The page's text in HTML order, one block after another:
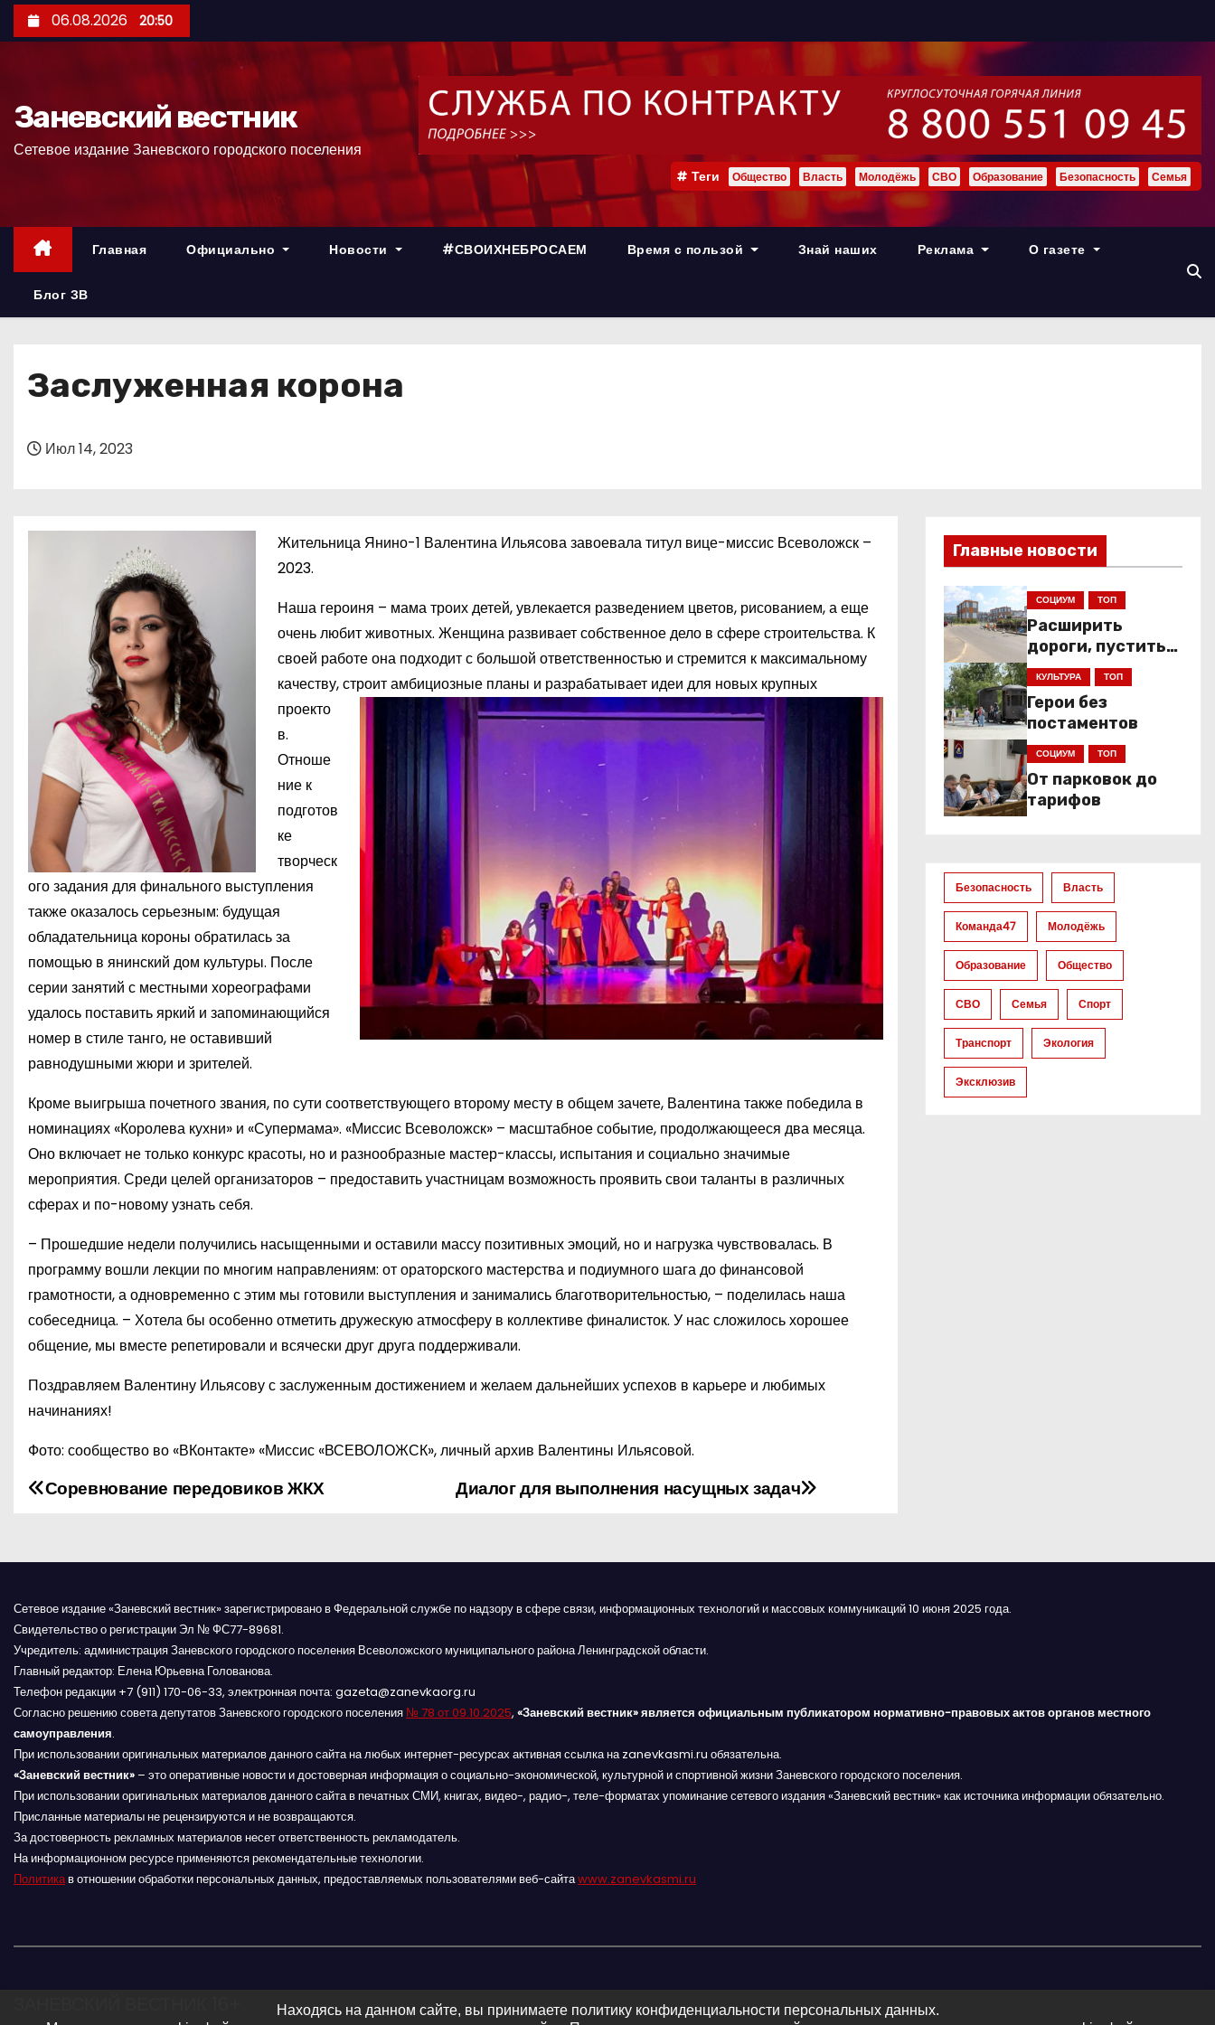
е
р
06.08.2026 20:50
Заневский вестник
Сетевое издание Заневского городского поселения
Теги Общество Власть Молодёжь СВО Образование Безопасность Семья
Главная Официально Новости #СВОИХНЕБРОСАЕМ Время с пользой Знай наших Реклама О газете
Блог ЗВ
Заслуженная корона
Июл 14, 2023
Жительница Янино-1 Валентина Ильясова завоевала титул вице-миссис Всеволожск –
2023.
Наша героиня – мама троих детей, увлекается разведением цветов, рисованием, а еще
очень любит животных. Женщина развивает собственное дело в сфере строительства. К
своей работе она подходит с большой ответственностью и стремится к максимальному
качеству, строит амбициозные планы и разрабатывает идеи для новых крупных
проекто
в.
Отноше
ние к
подготов
ке
творческ
ого задания для финального выступления
также оказалось серьезным: будущая
обладательница короны обратилась за
помощью в янинский дом культуры. После
серии занятий с местными хореографами
удалось поставить яркий и запоминающийся
номер в стиле танго, не оставивший
равнодушными жюри и зрителей.
Кроме выигрыша почетного звания, по сути соответствующего второму месту в общем зачете, Валентина также победила в
номинациях «Королева кухни» и «Супермама». «Миссис Всеволожск» – масштабное событие, продолжающееся два месяца.
Оно включает не только конкурс красоты, но и разнообразные мастер-классы, испытания и социально значимые
мероприятия. Среди целей организаторов – предоставить участницам возможность проявить свои таланты в различных
сферах и по-новому узнать себя.
– Прошедшие недели получились насыщенными и оставили массу позитивных эмоций, но и нагрузка чувствовалась. В
программу вошли лекции по многим направлениям: от ораторского мастерства и подиумного шага до финансовой
грамотности, а одновременно с этим мы готовили выступления и занимались благотворительностью, – поделилась наша
собеседница. – Хотела бы особенно отметить дружескую атмосферу в коллективе финалисток. У нас сложилось хорошее
общение, мы вместе репетировали и всячески друг друга поддерживали.
Поздравляем Валентину Ильясову с заслуженным достижением и желаем дальнейших успехов в карьере и любимых
начинаниях!
Фото: сообщество во «ВКонтакте» «Миссис «ВСЕВОЛОЖСК», личный архив Валентины Ильясовой.
Н
в
и
г
а
ц
и
я
п
о
а
п
Диалог для выполнения насущных задач
Соревнование передовиков ЖКХ
Главные новости
СОЦИУМ ТОП
Расширить
дороги, пустить
низкопольники
КУЛЬТУРА ТОП
Герои без
постаментов
СОЦИУМ ТОП
От парковок до
тарифов
Безопасность Власть
Команда47 Молодёжь
Образование Общество
СВО Семья Спорт
Транспорт Экология
Эксклюзив
Сетевое издание «Заневский вестник» зарегистрировано в Федеральной службе по надзору в сфере связи, информационных технологий и массовых коммуникаций 10 июня 2025 года.
Свидетельство о регистрации Эл № ФС77-89681.
Учредитель: администрация Заневского городского поселения Всеволожского муниципального района Ленинградской области.
Главный редактор: Елена Юрьевна Голованова.
Телефон редакции +7 (911) 170-06-33, электронная почта: gazeta@zanevkaorg.ru
Согласно решению совета депутатов Заневского городского поселения № 78 от 09.10.2025, «Заневский вестник» является официальным публикатором нормативно-правовых актов органов местного
самоуправления.
При использовании оригинальных материалов данного сайта на любых интернет-ресурсах активная ссылка на zanevkasmi.ru обязательна.
«Заневский вестник» – это оперативные новости и достоверная информация о социально-экономической, культурной и спортивной жизни Заневского городского поселения.
При использовании оригинальных материалов данного сайта в печатных СМИ, книгах, видео-, радио-, теле-форматах упоминание сетевого издания «Заневский вестник» как источника информации обязательно.
Присланные материалы не рецензируются и не возвращаются.
За достоверность рекламных материалов несет ответственность рекламодатель.
На информационном ресурсе применяются рекомендательные технологии.
Политикав отношении обработки персональных данных, предоставляемых пользователями веб-сайтаwww.zanevkasmi.ru
Находясь на данном сайте, вы принимаете политику конфиденциальности персональных данных.